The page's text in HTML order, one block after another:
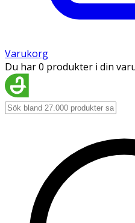
Varukorg
Du har 0 produkter i din